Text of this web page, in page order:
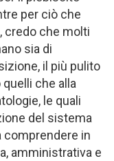
per ciò che
credo che molti
sia di
il più pulito
quelli che alla
le quali
del sistema
comprendere in
amministrativa e